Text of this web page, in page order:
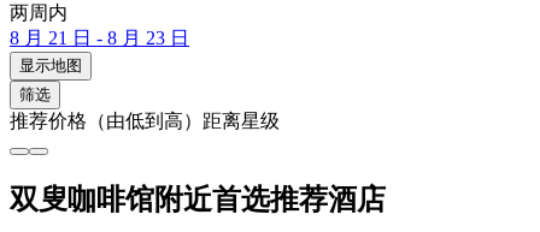
两周内
8 月 21 日 - 8 月 23 日
显示地图
筛选
推荐价格（由低到高） 距离星级
双叟咖啡馆附近首选推荐酒店